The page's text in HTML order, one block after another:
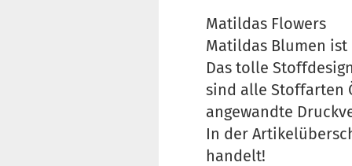
Matildas Flowers
Matildas Blumen ist
Das tolle
sind alle Stoffarten
angewandte
In der
handelt!